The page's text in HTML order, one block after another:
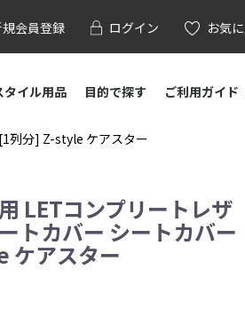
会員登録 ログイン お気
タイル用品 目的で探す ご利用ガイド
列分] Z-style ケアスター
LETコンプリートレザ
トカバー シートカバー
ケアスター